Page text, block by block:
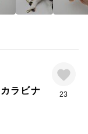
ラビナ
23